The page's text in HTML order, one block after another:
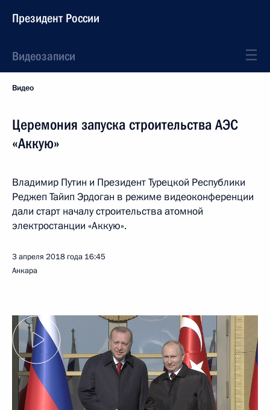
Президент России
Видеозаписи
Видео
Церемония запуска строительства АЭС
«Аккую»
Владимир Путин и Президент Турецкой Республики
Реджеп Тайип Эрдоган в режиме видеоконференции
дали старт началу строительства атомной
электростанции «Аккую».
3 апреля 2018 года 16:45
Анкара